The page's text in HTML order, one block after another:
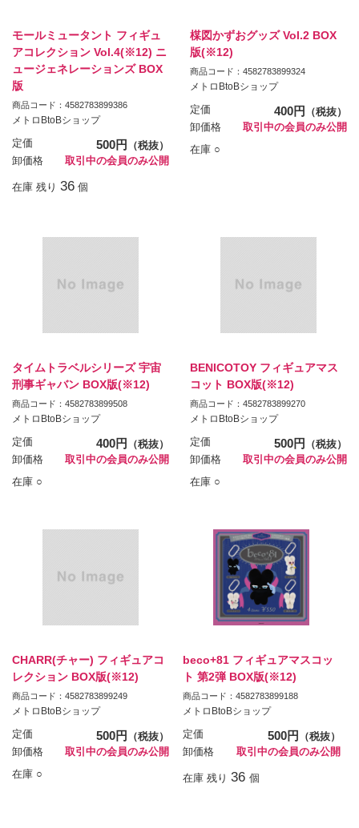
モールミュータント フィギュ
アコレクション Vol.4(※12) ニ
ュージェネレーションズ BOX
版
商品コード：4582783899386
メトロBtoBショップ
定価 500円
（税抜）
卸価格
取引中の会員のみ公開
在庫 残り 36 個
楳図かずおグッズ Vol.2 BOX
版(※12)
商品コード：4582783899324
メトロBtoBショップ
定価 400円
（税抜）
卸価格
取引中の会員のみ公開
在庫 ○
タイムトラベルシリーズ 宇宙
刑事ギャバン BOX版(※12)
商品コード：4582783899508
メトロBtoBショップ
定価 400円
（税抜）
卸価格
取引中の会員のみ公開
在庫 ○
BENICOTOY フィギュアマス
コット BOX版(※12)
商品コード：4582783899270
メトロBtoBショップ
定価 500円
（税抜）
卸価格
取引中の会員のみ公開
在庫 ○
CHARR(チャー) フィギュアコ
レクション BOX版(※12)
商品コード：4582783899249
メトロBtoBショップ
定価 500円
（税抜）
卸価格
取引中の会員のみ公開
在庫 ○
beco+81 フィギュアマスコッ
ト 第2弾 BOX版(※12)
商品コード：4582783899188
メトロBtoBショップ
定価 500円
（税抜）
卸価格
取引中の会員のみ公開
在庫 残り 36 個